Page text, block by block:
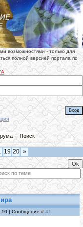
возможностями - только для
полной версией портала по
· Поиск·
19 20 »
| Сообщение # 41